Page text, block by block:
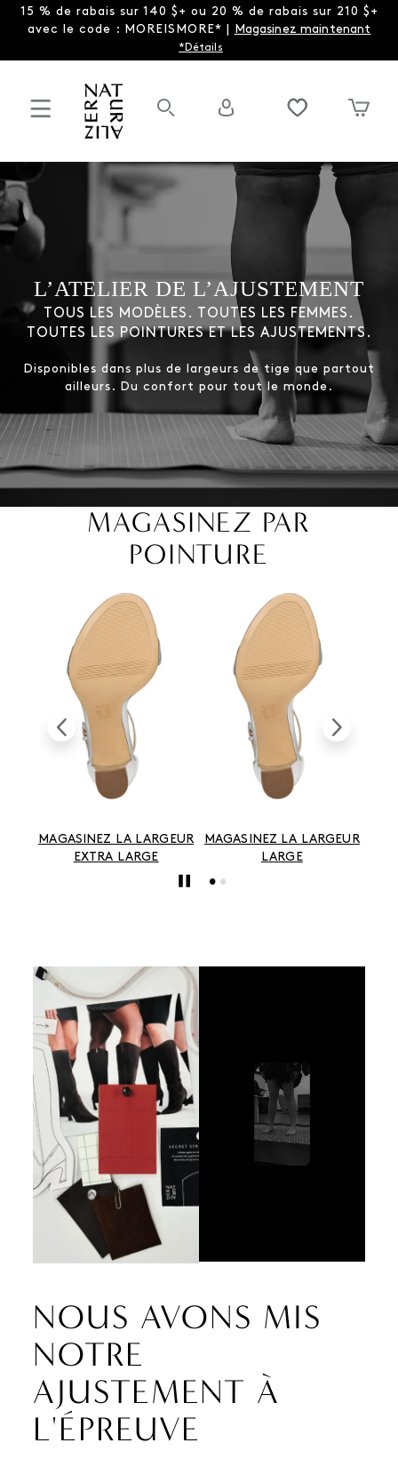
15 % de rabais sur 140 $+ ou 20 % de rabais sur 210 $+
avec le code : MOREISMORE* | Magasinez maintenant
*Détails
L’ATELIER DE L’AJUSTEMENT
TOUS LES MODÈLES. TOUTES LES FEMMES.
TOUTES LES POINTURES ET LES AJUSTEMENTS.
Disponibles dans plus de largeurs de tige que partout
ailleurs. Du confort pour tout le monde.
MAGASINEZ PAR
POINTURE
LA LARGEUR
EXTRA LARGE
MAGASINEZ LA LARGEUR
MAGASINEZ
NOUS AVONS MIS
NOTRE
AJUSTEMENT À
L'ÉPREUVE